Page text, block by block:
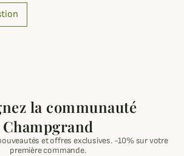
la communauté
Champgrand
et offres exclusives. -10% sur votre
première commande.